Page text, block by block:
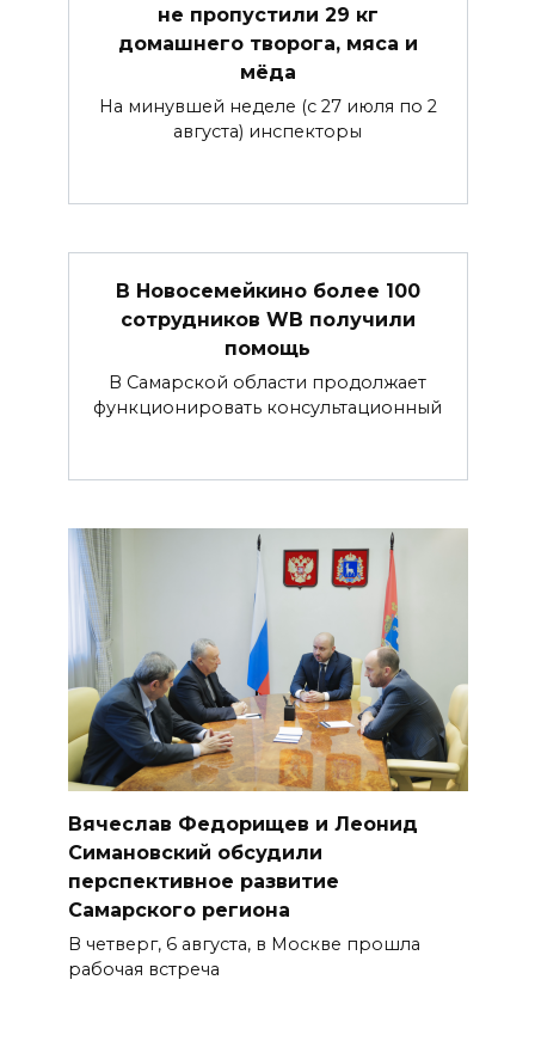
не пропустили 29 кг
домашнего творога, мяса и
мёда
На минувшей неделе (с 27 июля по 2
августа) инспекторы
В Новосемейкино более 100
сотрудников WB получили
помощь
В Самарской области продолжает
функционировать консультационный
Вячеслав Федорищев и Леонид
Симановский обсудили
перспективное развитие
Самарского региона
В четверг, 6 августа, в Москве прошла
рабочая встреча